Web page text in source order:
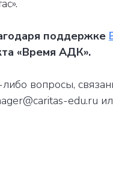
поддержке
«Время АДК».
вопросы,
edu.ru